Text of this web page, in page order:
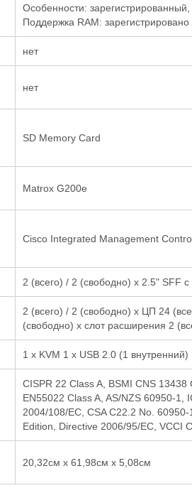
Особенности:
Поддержка RAM:
нет
нет
SD Memory Card
Matrox G200e
Cisco Integrated Management
2 (всего) / 2 (свободно) x 2.5" SFF
2 (всего) / 2 (свободно) x ЦП 24
(свободно) x слот расширения 2
1 x KVM 1 x USB 2.0 (1 внутренний)
CISPR 22 Class A, BSMI CNS
EN55022 Class A, AS/NZS 60950-1,
2004/108/EC, CSA C22.2 No.
Edition, Directive 2006/95/EC, VCCI
20,32см х 61,98см х 5,08см